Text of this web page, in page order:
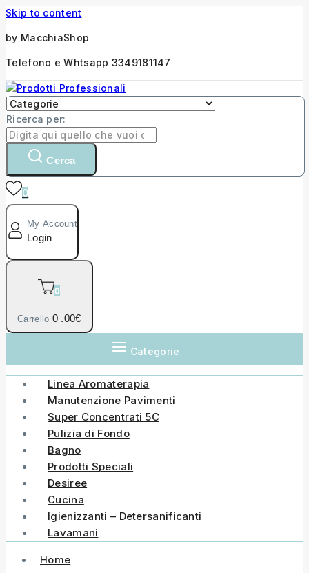
Skip to content
by MacchiaShop
Telefono e Whtsapp 3349181147
Ricerca per:
Cerca
0
My Account
Login
0
Carrello 0 .00€
Categorie
Linea Aromaterapia
Manutenzione Pavimenti
Super Concentrati 5C
Pulizia di Fondo
Bagno
Prodotti Speciali
Desiree
Cucina
Igienizzanti – Detersanificanti
Lavamani
Home